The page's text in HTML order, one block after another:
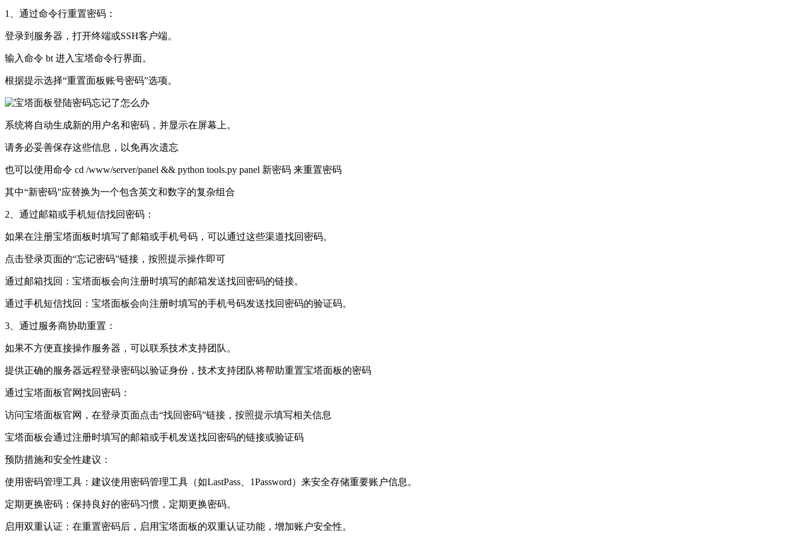
1、‌通过命令行重置密码‌：
登录到服务器，打开终端或SSH客户端。
输入命令 bt 进入宝塔命令行界面。
根据提示选择“重置面板账号密码”选项。
系统将自动生成新的用户名和密码，并显示在屏幕上。
请务必妥善保存这些信息，以免再次遗忘‌
也可以使用命令 cd /www/server/panel && python tools.py panel 新密码 来重置密码
其中“新密码”应替换为一个包含英文和数字的复杂组合‌
2、‌通过邮箱或手机短信找回密码‌：
如果在注册宝塔面板时填写了邮箱或手机号码，可以通过这些渠道找回密码。
点击登录页面的“忘记密码”链接，按照提示操作即可‌
通过邮箱找回：宝塔面板会向注册时填写的邮箱发送找回密码的链接。
通过手机短信找回：宝塔面板会向注册时填写的手机号码发送找回密码的验证码。
‌3、通过服务商协助重置‌：
如果不方便直接操作服务器，可以联系技术支持团队。
提供正确的服务器远程登录密码以验证身份，技术支持团队将帮助重置宝塔面板的密码‌
‌通过宝塔面板官网找回密码‌：
访问宝塔面板官网，在登录页面点击“找回密码”链接，按照提示填写相关信息
宝塔面板会通过注册时填写的邮箱或手机发送找回密码的链接或验证码‌
‌预防措施和安全性建议‌：
‌使用密码管理工具‌：建议使用密码管理工具（如LastPass、1Password）来安全存储重要账户信息。
‌定期更换密码‌：保持良好的密码习惯，定期更换密码。
‌启用双重认证‌：在重置密码后，启用宝塔面板的双重认证功能，增加账户安全性。